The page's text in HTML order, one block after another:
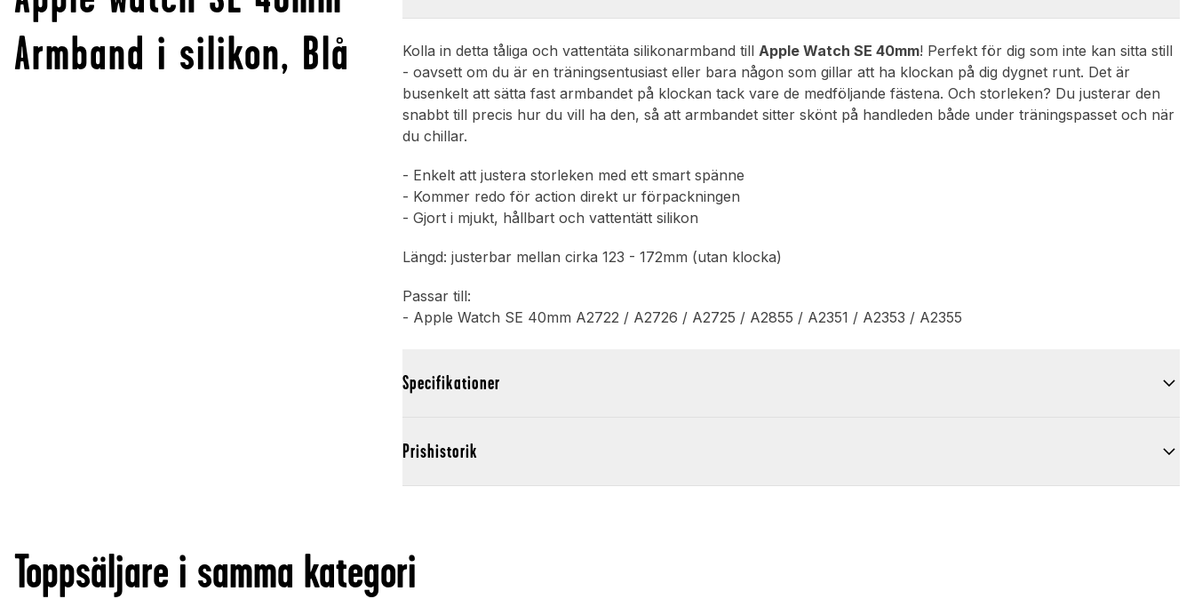
Armband i silikon, Blå
Kolla in detta tåliga och vattentäta silikonarmband tillApple Watch SE 40mm! Perfekt för dig som inte kan sitta still
- oavsett om du är en träningsentusiast eller bara någon som gillar att ha klockan på dig dygnet runt. Det är
busenkelt att sätta fast armbandet på klockan tack vare de medföljande fästena. Och storleken? Du justerar den
snabbt till precis hur du vill ha den, så att armbandet sitter skönt på handleden både under träningspasset och när
du chillar.
- Enkelt att justera storleken med ett smart spänne
- Kommer redo för action direkt ur förpackningen
- Gjort i mjukt, hållbart och vattentätt silikon
Längd: justerbar mellan cirka 123 - 172mm (utan klocka)
Passar till:
- Apple Watch SE 40mm A2722 / A2726 / A2725 / A2855 / A2351 / A2353 / A2355
Specifikationer
Prishistorik
Toppsäljare i samma kategori